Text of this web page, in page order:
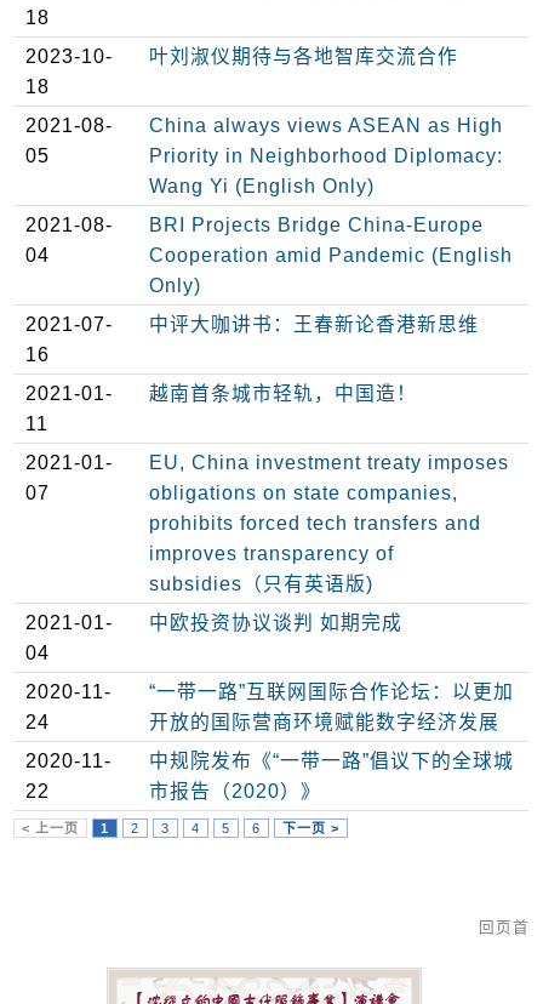
18
2023-10-
18
叶刘淑仪期待与各地智库交流合作
2021-08-
05
China always views ASEAN as High
Priority in Neighborhood Diplomacy:
Wang Yi (English Only)
2021-08-
04
BRI Projects Bridge China-Europe
Cooperation amid Pandemic (English
Only)
2021-07-
16
中评大咖讲书：王春新论香港新思维
2021-01-
11
越南首条城市轻轨，中国造！
2021-01-
07
EU, China investment treaty imposes
obligations on state companies,
prohibits forced tech transfers and
improves transparency of
subsidies（只有英语版)
2021-01-
04
中欧投资协议谈判 如期完成
2020-11-
24
“一带一路”互联网国际合作论坛：以更加
开放的国际营商环境赋能数字经济发展
2020-11-
22
中规院发布《“一带一路”倡议下的全球城
市报告（2020）》
< 上一页 1 2 3 4 5 6 下一页 >
回页首